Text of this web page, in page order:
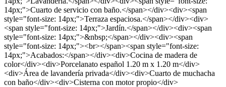
14px;">Cuarto de servicio con baño.</span></div><div><span
style="font-size: 14px;">Terraza espaciosa.</span></div><div>
<span style="font-size: 14px;">Jardín.</span></div><div><span
style="font-size: 14px;">&nbsp;</span></div><div><span
style="font-size: 14px;"><br></span><span style="font-size:
14px;">Acabados:</span></div><div>Cocina de madera de
color</div><div>Porcelanato español 1.20 m x 1.20 m</div>
<div>Área de lavandería privada</div><div>Cuarto de muchacha
con baño</div><div>Cisterna con motor propio</div>